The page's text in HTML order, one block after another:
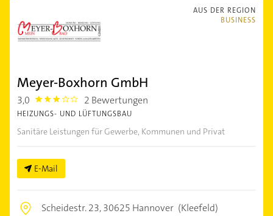
AUS DER REGION
BUSINESS
Meyer-Boxhorn GmbH
3,0 3.0 2 Bewertungen
HEIZUNGS- UND LÜFTUNGSBAU
Sanitäre Leistungen für Gewerbe, Kommunen und Privat
E-Mail
Scheidestr. 23,30625 Hannover (Kleefeld)